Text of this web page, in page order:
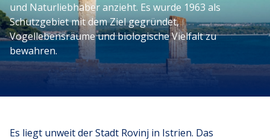
und Naturliebhaber anzieht. Es wurde 1963 als
Schutzgebiet mit dem Ziel gegründet,
Vogellebensräume und biologische Vielfalt zu
bewahren.
Es liegt unweit der Stadt Rovinj in Istrien. Das